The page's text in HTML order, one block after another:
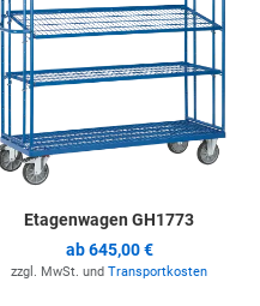
Etagenwagen GH1773
ab645,00 €
zzgl. MwSt. und Transportkosten